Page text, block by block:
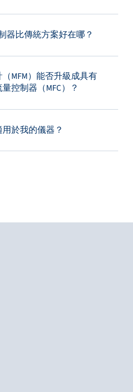
器比傳統方案好在哪？
MFM）能否升級成具有
控制器（MFC）？
於我的儀器？